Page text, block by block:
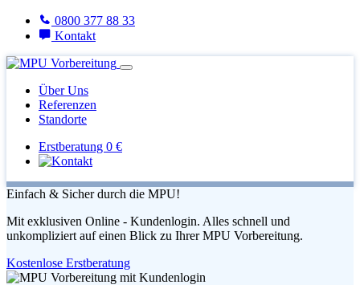
0800 377 88 33
Kontakt
Über Uns
Referenzen
Standorte
Erstberatung 0 €
Einfach & Sicher durch die MPU!
Mit exklusiven Online - Kundenlogin. Alles schnell und
unkompliziert auf einen Blick zu Ihrer MPU Vorbereitung.
Kostenlose Erstberatung